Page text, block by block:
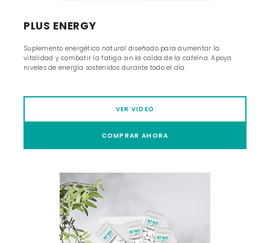
PLUS ENERGY
Suplemento energético natural diseñado para aumentar la
vitalidad y combatir la fatiga sin la caída de la cafeína. Apoya
niveles de energía sostenidos durante todo el día.
VER VIDEO
COMPRAR AHORA